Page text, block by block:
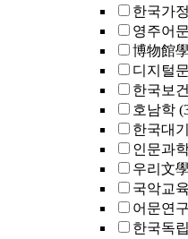
한국가
영주어문
博物館
디지털
한국보
호남학
한국대
인문과
우리文
국악교육
어문연구
한국독